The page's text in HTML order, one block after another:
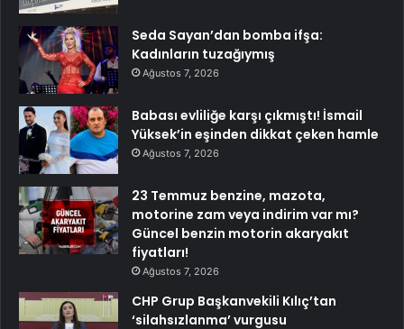
Seda Sayan’dan bomba ifşa:
Kadınların tuzağıymış
Ağustos 7, 2026
Babası evliliğe karşı çıkmıştı! İsmail
Yüksek’in eşinden dikkat çeken hamle
Ağustos 7, 2026
23 Temmuz benzine, mazota,
motorine zam veya indirim var mı?
Güncel benzin motorin akaryakıt
fiyatları!
Ağustos 7, 2026
CHP Grup Başkanvekili Kılıç’tan
‘silahsızlanma’ vurgusu